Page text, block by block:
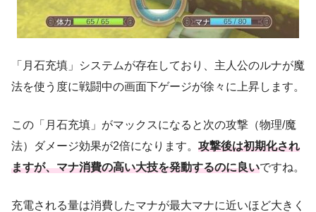
「月石充填」システムが存在しており、主人公のルナが魔
法を使う度に戦闘中の画面下ゲージが徐々に上昇します。
この「月石充填」がマックスになると次の攻撃（物理/魔
法）ダメージ効果が2倍になります。 攻撃後は初期化され
ますが、マナ消費の高い大技を発動するのに良いですね。
充電される量は消費したマナが最大マナに近いほど大きく